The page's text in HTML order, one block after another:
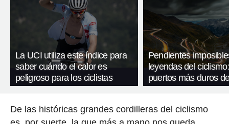
La UCI utiliza este índice para
saber cuándo el calor es
peligroso para los ciclistas
Pendientes
leyendas del
puertos más duros
De las históricas grandes cordilleras del ciclismo